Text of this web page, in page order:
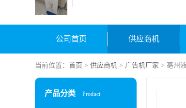
公司首页 供应商机
当前位置： 首页 > 供应商机 > 广告机厂家 > 亳州
产品分类 Product